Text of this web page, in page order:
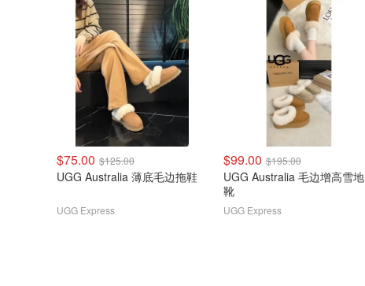
$75.00 $125.00
UGG Australia 薄底毛边拖鞋
UGG Express
$99.00 $195.00
UGG Australia 毛边增高雪地
靴
UGG Express